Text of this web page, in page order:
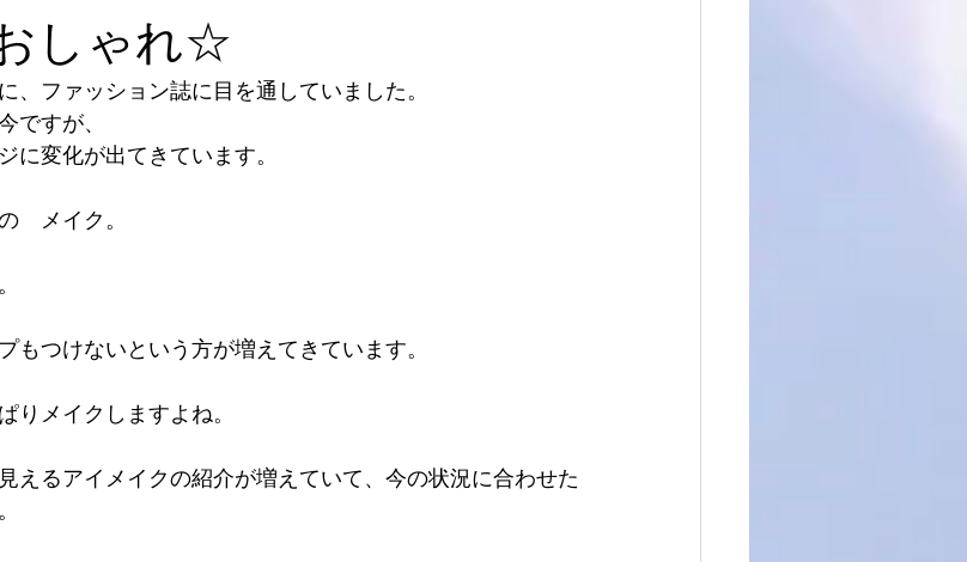
しゃれ☆
ファッション誌に目を通していました。
ですが、
に変化が出てきています。
　メイク。
もつけないという方が増えてきています。
りメイクしますよね。
えるアイメイクの紹介が増えていて、今の状況に合わせた